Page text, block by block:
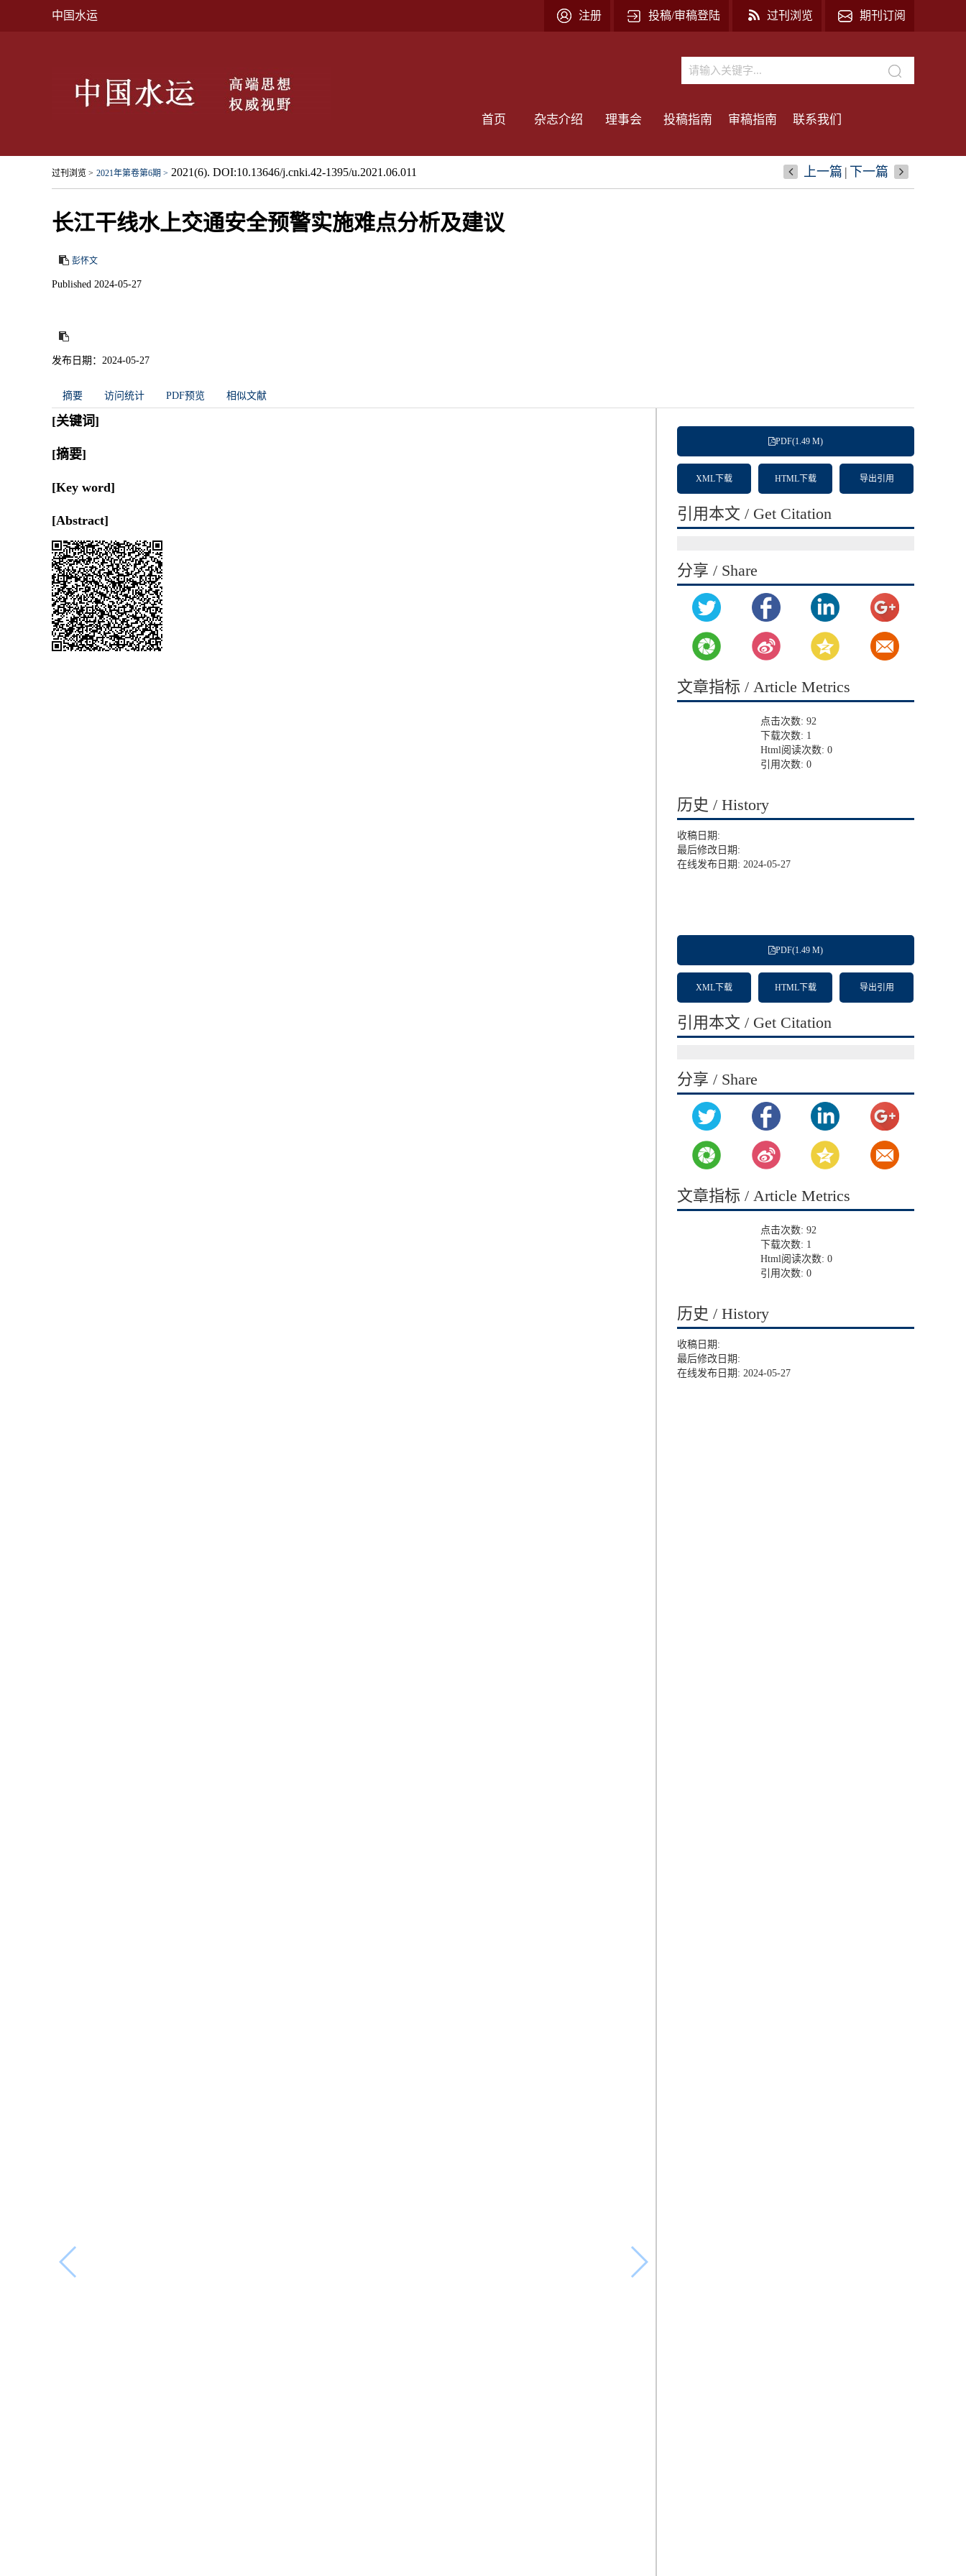
中国水运 期刊订阅
过刊浏览
投稿/审稿登陆
注册
首页 杂志介绍 理事会 投稿指南 审稿指南 联系我们
过刊浏览 > 2021年第卷第6期 > 2021(6). DOI:10.13646/j.cnki.42-1395/u.2021.06.011 上一篇 | 下一篇
长江干线水上交通安全预警实施难点分析及建议
彭怀文
Published 2024-05-27
发布日期：2024-05-27
摘要 访问统计 PDF预览 相似文献
[关键词]
[摘要]
[Key word]
[Abstract]
PDF(1.49 M)
XML下载 HTML下载 导出引用
引用本文 / Get Citation
分享 / Share
文章指标 / Article Metrics
点击次数: 92
下载次数: 1
Html阅读次数: 0
引用次数: 0
历史 / History
收稿日期:
最后修改日期:
在线发布日期: 2024-05-27
PDF(1.49 M)
XML下载 HTML下载 导出引用
引用本文 / Get Citation
分享 / Share
文章指标 / Article Metrics
点击次数: 92
下载次数: 1
Html阅读次数: 0
引用次数: 0
历史 / History
收稿日期:
最后修改日期:
在线发布日期: 2024-05-27